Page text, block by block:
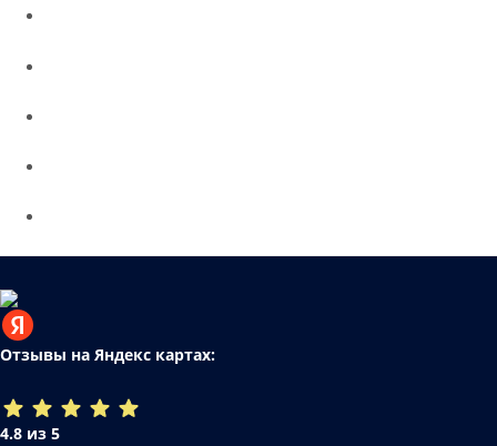
Отзывы на Яндекс картах:
4.8 из 5